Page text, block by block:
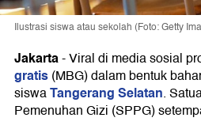
Ilustrasi siswa atau sekolah (Foto: Getty
Jakarta-Viral di media sosial
gratis(MBG) dalam bentuk
siswaTangerang Selatan.
Pemenuhan Gizi (SPPG)